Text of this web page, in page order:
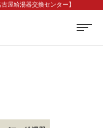
屋給湯器交換センター】